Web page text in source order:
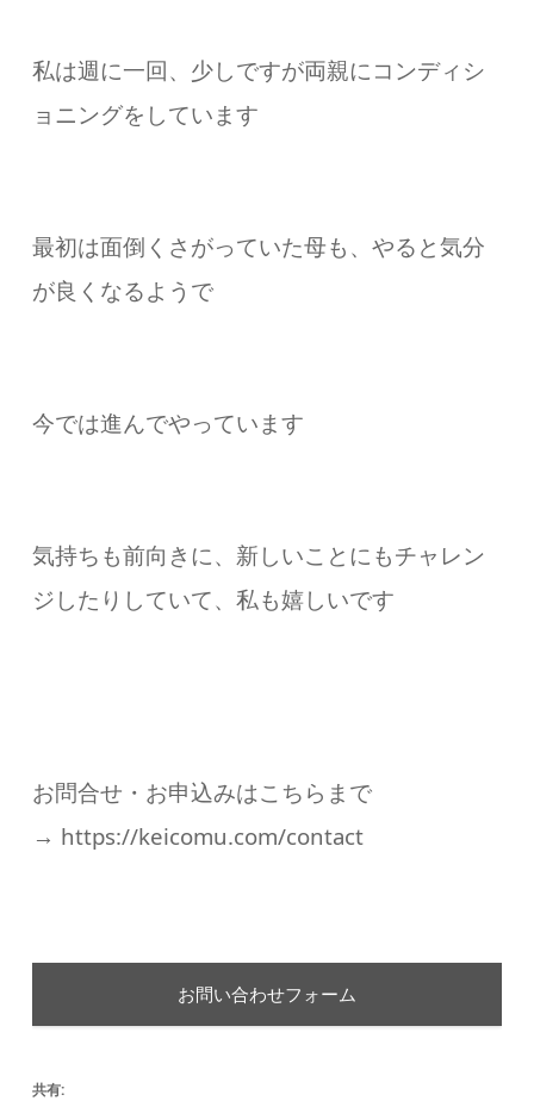
私は週に一回、少しですが両親にコンディシ
ョニングをしています
最初は面倒くさがっていた母も、やると気分
が良くなるようで
今では進んでやっています
気持ちも前向きに、新しいことにもチャレン
ジしたりしていて、私も嬉しいです
お問合せ・お申込みはこちらまで
→ https://keicomu.com/contact
お問い合わせフォーム
共有: